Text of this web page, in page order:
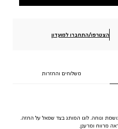
הצטרפו/התחברו למועדון
משלוחים והחזרות
עשויה 100% כותנה נושמת ונוחה. לוגו המותג בצד שמאל על החזה.